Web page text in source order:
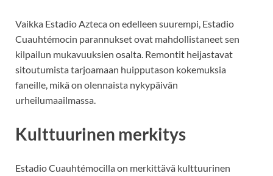
Vaikka Estadio Azteca on edelleen suurempi, Estadio
Cuauhtémocin parannukset ovat mahdollistaneet sen
kilpailun mukavuuksien osalta. Remontit heijastavat
sitoutumista tarjoamaan huipputason kokemuksia
faneille, mikä on olennaista nykypäivän
urheilumaailmassa.
Kulttuurinen merkitys
Estadio Cuauhtémocilla on merkittävä kulttuurinen